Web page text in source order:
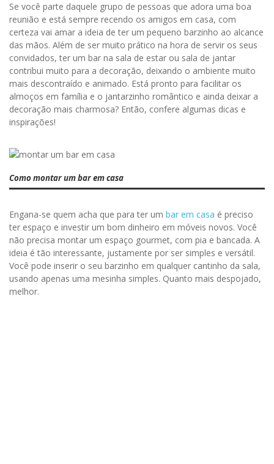
Se você parte daquele grupo de pessoas que adora uma boa
reunião e está sempre recendo os amigos em casa, com
certeza vai amar a ideia de ter um pequeno barzinho ao alcance
das mãos. Além de ser muito prático na hora de servir os seus
convidados, ter um bar na sala de estar ou sala de jantar
contribui muito para a decoração, deixando o ambiente muito
mais descontraído e animado. Está pronto para facilitar os
almoços em família e o jantarzinho romântico e ainda deixar a
decoração mais charmosa? Então, confere algumas dicas e
inspirações!
Como montar um bar em casa
Engana-se quem acha que para ter um bar em casa é preciso
ter espaço e investir um bom dinheiro em móveis novos. Você
não precisa montar um espaço gourmet, com pia e bancada. A
ideia é tão interessante, justamente por ser simples e versátil.
Você pode inserir o seu barzinho em qualquer cantinho da sala,
usando apenas uma mesinha simples. Quanto mais despojado,
melhor.